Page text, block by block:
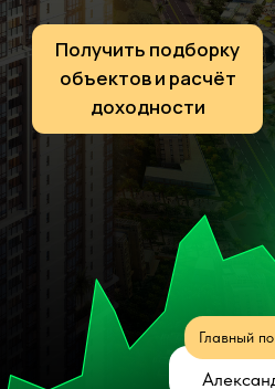
Александр Липчанский
Главный по Камбодже